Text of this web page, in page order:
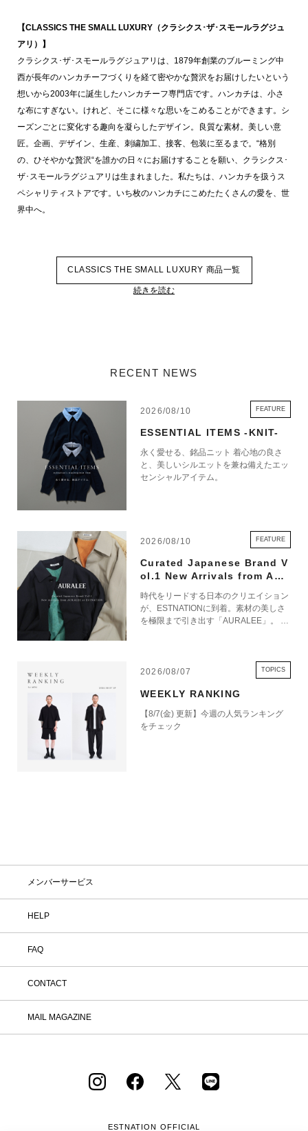
【CLASSICS THE SMALL LUXURY（クラシクス･ザ･スモールラグジュ
アリ）】
クラシクス･ザ･スモールラグジュアリは、1879年創業のブルーミング中
西が長年のハンカチーフづくりを経て密やかな贅沢をお届けしたいという
想いから2003年に誕生したハンカチーフ専門店です。ハンカチは、小さ
な布にすぎない。けれど、そこに様々な思いをこめることができます。シ
ーズンごとに変化する趣向を凝らしたデザイン。良質な素材。美しい意
匠。企画、デザイン、生産、刺繍加工、接客、包装に至るまで。“格別
の、ひそやかな贅沢“を誰かの日々にお届けすることを願い、クラシクス･
ザ･スモールラグジュアリは生まれました。私たちは、ハンカチを扱うス
ペシャリティストアです。いち枚のハンカチにこめたたくさんの愛を、世
界中へ。
CLASSICS THE SMALL LUXURY 商品一覧
続きを読む
RECENT NEWS
2026/08/10 FEATURE
ESSENTIAL ITEMS -KNIT-
永く愛せる、銘品ニット 着心地の良さ
と、美しいシルエットを兼ね備えたエッ
センシャルアイテム。
2026/08/10 FEATURE
Curated Japanese Brand V
ol.1 New Arrivals from AUR
ALEE at ESTNATION
時代をリードする日本のクリエイション
が、ESTNATIONに到着。素材の美しさ
を極限まで引き出す「AURALEE」。 確
2026/08/07
TOPICS
WEEKLY RANKING
【8/7(金) 更新】今週の人気ランキング
をチェック
メンバーサービス
HELP
FAQ
CONTACT
MAIL MAGAZINE
ESTNATION OFFICIAL